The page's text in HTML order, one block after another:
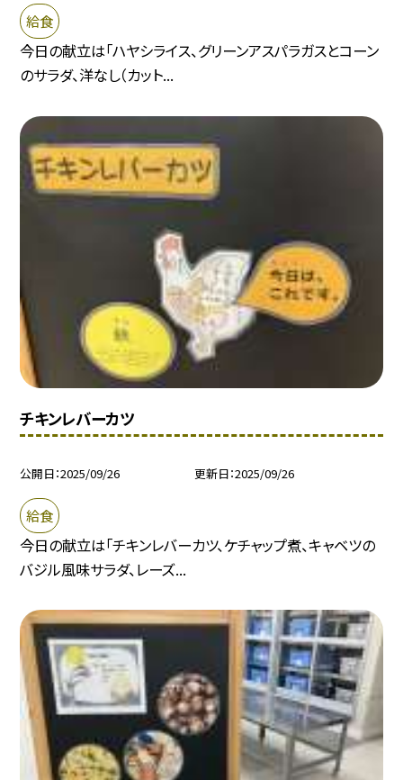
給食
今日の献立は「ハヤシライス、グリーンアスパラガスとコーン
のサラダ、洋なし（カット...
チキンレバーカツ
公開日 2025/09/26 更新日 2025/09/26
給食
今日の献立は「チキンレバーカツ、ケチャップ煮、キャベツの
バジル風味サラダ、レーズ...